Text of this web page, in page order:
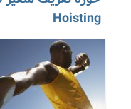
Hoisting